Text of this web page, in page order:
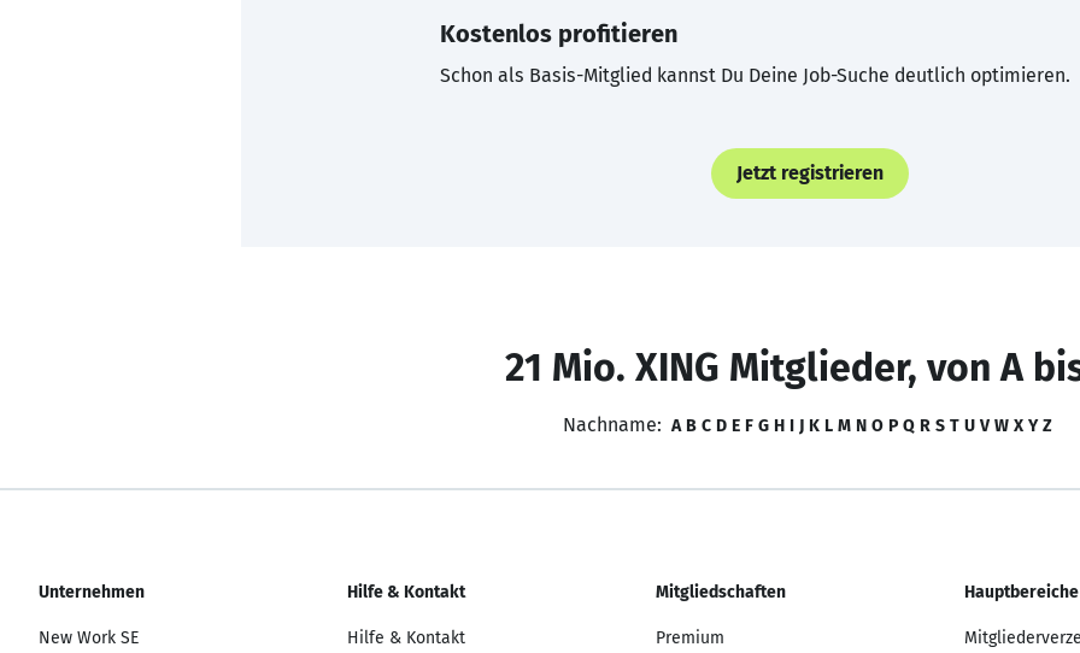
Kostenlos profitieren
Schon als Basis-Mitglied kannst Du Deine Job-Suche deutlich optimieren.
Jetzt registrieren
21 Mio. XING Mitglieder, von A
Nachname: A B C D E F G H I J K L M N O P Q R S T U V W X Y Z
Unternehmen
New Work SE
Hilfe & Kontakt
Hilfe & Kontakt
Mitgliedschaften
Premium
Hauptbereiche